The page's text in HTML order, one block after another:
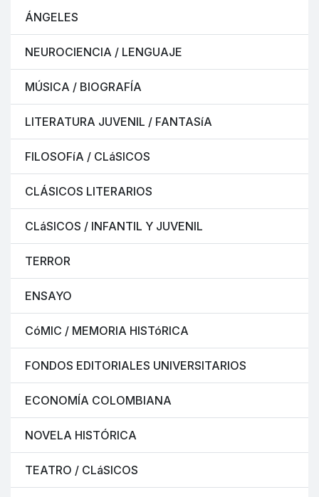
ÁNGELES
NEUROCIENCIA / LENGUAJE
MÚSICA / BIOGRAFÍA
LITERATURA JUVENIL / FANTASíA
FILOSOFíA / CLáSICOS
CLÁSICOS LITERARIOS
CLáSICOS / INFANTIL Y JUVENIL
TERROR
ENSAYO
CóMIC / MEMORIA HISTóRICA
FONDOS EDITORIALES UNIVERSITARIOS
ECONOMÍA COLOMBIANA
NOVELA HISTÓRICA
TEATRO / CLáSICOS